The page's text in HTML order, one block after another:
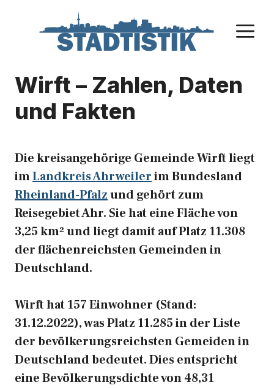
Wirft – Zahlen, Daten
und Fakten
Die kreisangehörige Gemeinde Wirft liegt
imLandkreis Ahrweilerim Bundesland
Rheinland-Pfalzund gehört zum
Reisegebiet Ahr. Sie hat eine Fläche von
3,25 km² und liegt damit auf Platz 11.308
der flächenreichsten Gemeinden in
Deutschland.
Wirft hat 157 Einwohner (Stand:
31.12.2022), was Platz 11.285 in der Liste
der bevölkerungsreichsten Gemeiden in
Deutschland bedeutet. Dies entspricht
eine Bevölkerungsdichte von 48,31